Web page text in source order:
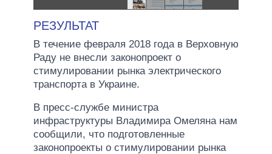
РЕЗУЛЬТАТ
В течение февраля 2018 года в Верховную
Раду не внесли законопроект о
стимулировании рынка электрического
транспорта в Украине.
В пресс-службе министра
инфраструктуры Владимира Омеляна нам
сообщили, что подготовленные
законопроекты о стимулировании рынка